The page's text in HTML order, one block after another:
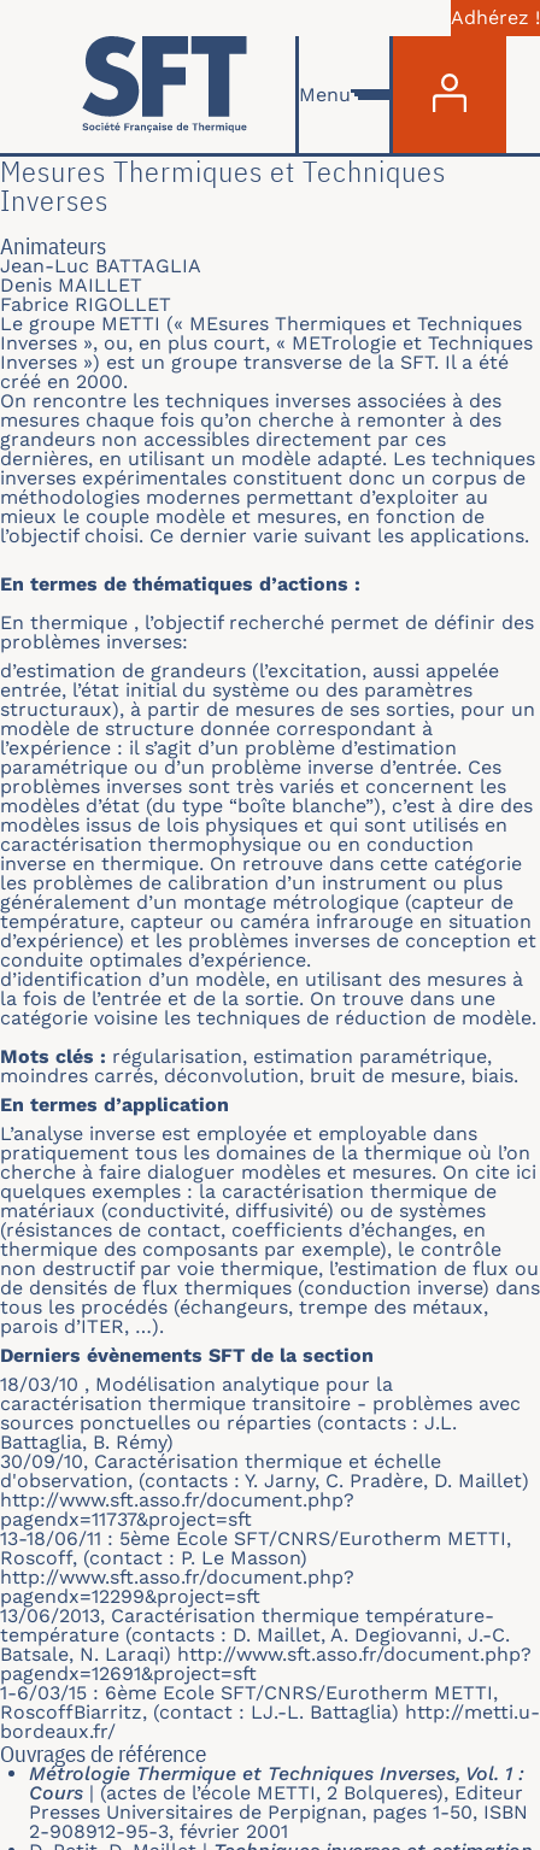
Aller au contenu principal
Adhérez !
Menu
Mesures Thermiques et Techniques
Inverses
Animateurs
Jean-Luc BATTAGLIA
Denis MAILLET
Fabrice RIGOLLET
Le groupe METTI (« MEsures Thermiques et Techniques
Inverses », ou, en plus court, « METrologie et Techniques
Inverses ») est un groupe transverse de la SFT. Il a été
créé en 2000.
On rencontre les techniques inverses associées à des
mesures chaque fois qu’on cherche à remonter à des
grandeurs non accessibles directement par ces
dernières, en utilisant un modèle adapté. Les techniques
inverses expérimentales constituent donc un corpus de
méthodologies modernes permettant d’exploiter au
mieux le couple modèle et mesures, en fonction de
l’objectif choisi. Ce dernier varie suivant les applications.
En termes de thématiques d’actions :
En thermique , l’objectif recherché permet de définir des
problèmes inverses:
d’estimation de grandeurs (l’excitation, aussi appelée
entrée, l’état initial du système ou des paramètres
structuraux), à partir de mesures de ses sorties, pour un
modèle de structure donnée correspondant à
l’expérience : il s’agit d’un problème d’estimation
paramétrique ou d’un problème inverse d’entrée. Ces
problèmes inverses sont très variés et concernent les
modèles d’état (du type “boîte blanche”), c’est à dire des
modèles issus de lois physiques et qui sont utilisés en
caractérisation thermophysique ou en conduction
inverse en thermique. On retrouve dans cette catégorie
les problèmes de calibration d’un instrument ou plus
généralement d’un montage métrologique (capteur de
température, capteur ou caméra infrarouge en situation
d’expérience) et les problèmes inverses de conception et
conduite optimales d’expérience.
d’identification d’un modèle, en utilisant des mesures à
la fois de l’entrée et de la sortie. On trouve dans une
catégorie voisine les techniques de réduction de modèle.
Mots clés : régularisation, estimation paramétrique,
moindres carrés, déconvolution, bruit de mesure, biais.
En termes d’application
L’analyse inverse est employée et employable dans
pratiquement tous les domaines de la thermique où l’on
cherche à faire dialoguer modèles et mesures. On cite ici
quelques exemples : la caractérisation thermique de
matériaux (conductivité, diffusivité) ou de systèmes
(résistances de contact, coefficients d’échanges, en
thermique des composants par exemple), le contrôle
non destructif par voie thermique, l’estimation de flux ou
de densités de flux thermiques (conduction inverse) dans
tous les procédés (échangeurs, trempe des métaux,
parois d’ITER, …).
Derniers évènements SFT de la section
18/03/10 , Modélisation analytique pour la
caractérisation thermique transitoire - problèmes avec
sources ponctuelles ou réparties (contacts : J.L.
Battaglia, B. Rémy)
30/09/10, Caractérisation thermique et échelle
d'observation, (contacts : Y. Jarny, C. Pradère, D. Maillet)
http://www.sft.asso.fr/document.php?
pagendx=11737&project=sft
13-18/06/11 : 5ème Ecole SFT/CNRS/Eurotherm METTI,
Roscoff, (contact : P. Le Masson)
http://www.sft.asso.fr/document.php?
pagendx=12299&project=sft
13/06/2013, Caractérisation thermique température-
température (contacts : D. Maillet, A. Degiovanni, J.-C.
Batsale, N. Laraqi) http://www.sft.asso.fr/document.php?
pagendx=12691&project=sft
1-6/03/15 : 6ème Ecole SFT/CNRS/Eurotherm METTI,
RoscoffBiarritz, (contact : LJ.-L. Battaglia) http://metti.u-
bordeaux.fr/
Ouvrages de référence
Métrologie Thermique et Techniques Inverses, Vol. 1 :
Cours | (actes de l’école METTI, 2 Bolqueres), Editeur
Presses Universitaires de Perpignan, pages 1-50, ISBN
2-908912-95-3, février 2001